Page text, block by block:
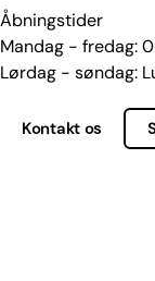
Åbningstider
Mandag - fredag:
Lørdag - søndag:
Kontakt os